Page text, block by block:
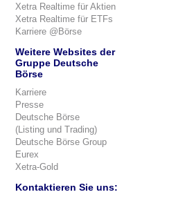
Xetra Realtime für Aktien
Xetra Realtime für ETFs
Karriere @Börse
Weitere Websites der
Gruppe Deutsche
Börse
Karriere
Presse
Deutsche Börse
(Listing und Trading)
Deutsche Börse Group
Eurex
Xetra-Gold
Kontaktieren Sie uns: